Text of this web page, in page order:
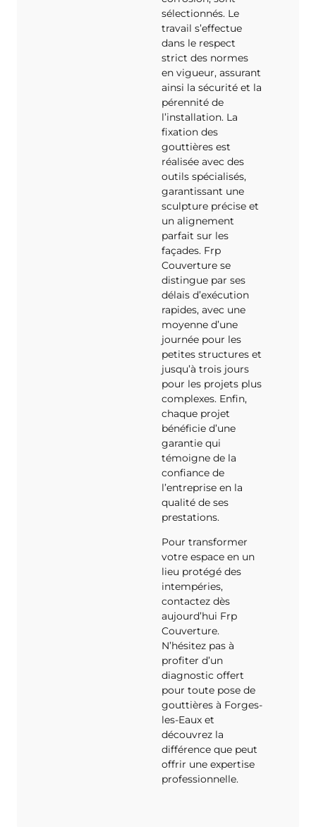
sélectionnés. Le
travail s’effectue
dans le respect
strict des normes
en vigueur, assurant
ainsi la sécurité et la
pérennité de
l’installation. La
fixation des
gouttières est
réalisée avec des
outils spécialisés,
garantissant une
sculpture précise et
un alignement
parfait sur les
façades. Frp
Couverture se
distingue par ses
délais d’exécution
rapides, avec une
moyenne d’une
journée pour les
petites structures et
jusqu’à trois jours
pour les projets plus
complexes. Enfin,
chaque projet
bénéficie d’une
garantie qui
témoigne de la
confiance de
l’entreprise en la
qualité de ses
prestations.
Pour transformer
votre espace en un
lieu protégé des
intempéries,
contactez dès
aujourd’hui Frp
Couverture.
N’hésitez pas à
profiter d’un
diagnostic offert
pour toute pose de
gouttières à Forges-
les-Eaux et
découvrez la
différence que peut
offrir une expertise
professionnelle.